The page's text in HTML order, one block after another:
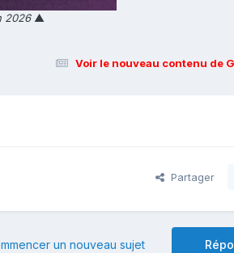
2026▲
Voir le nouveau contenu de
Partager
un nouveau sujet